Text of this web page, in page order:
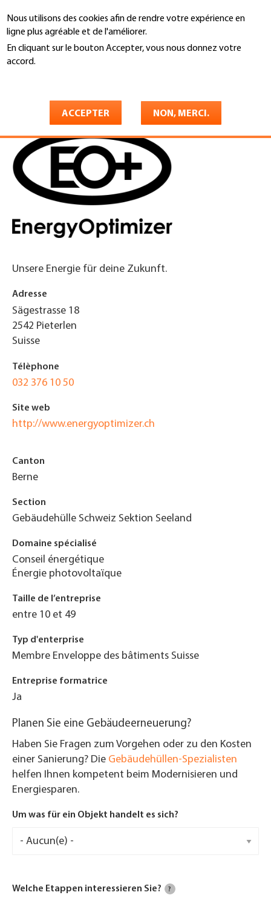
Nous utilisons des cookies afin de rendre votre expérience en
ligne plus agréable et de l'améliorer.
En cliquant sur le bouton Accepter, vous nous donnez votre
accord.
ACCEPTER NON, MERCI.
au
contenu
principal
Recherche
You
Unsere Energie für deine Zukunft.
Adresse
Sägestrasse 18
2542 Pieterlen
Suisse
Télèphone
032 376 10 50
Site web
http://www.energyoptimizer.ch
Canton
Berne
Section
Gebäudehülle Schweiz Sektion Seeland
Domaine spécialisé
Conseil énergétique
Énergie photovoltaïque
Taille de l’entreprise
entre 10 et 49
Typ d'enterprise
Membre Enveloppe des bâtiments Suisse
Entreprise formatrice
Ja
Planen Sie eine Gebäudeerneuerung?
Haben Sie Fragen zum Vorgehen oder zu den Kosten
einer Sanierung? Die Gebäudehüllen-Spezialisten
helfen Ihnen kompetent beim Modernisieren und
Energiesparen.
Um was für ein Objekt handelt es sich?
Welche Etappen interessieren Sie? ?